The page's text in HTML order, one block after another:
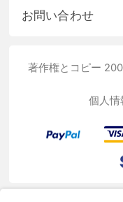
お問い合わせ
著作権とコピー
個人情